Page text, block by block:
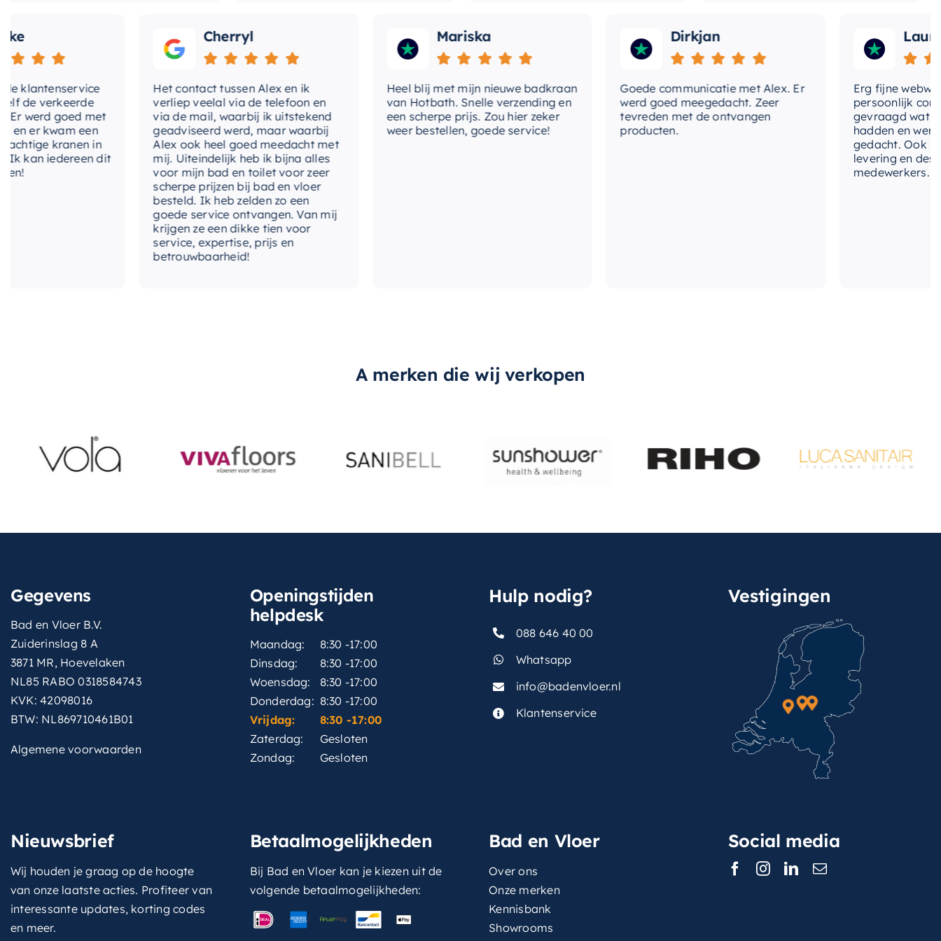
verkeerde
goed met
kwam een
kranen in
iedereen dit
Cherryl
Het contact tussen Alex en ik
verliep veelal via de telefoon en
via de mail, waarbij ik uitstekend
geadviseerd werd, maar waarbij
Alex ook heel goed meedacht met
mij. Uiteindelijk heb ik bijna alles
voor mijn bad en toilet voor zeer
scherpe prijzen bij bad en vloer
besteld. Ik heb zelden zo een
goede service ontvangen. Van mij
krijgen ze een dikke tien voor
service, expertise, prijs en
betrouwbaarheid!
Mariska
Heel blij met mijn nieuwe badkraan
van Hotbath. Snelle verzending en
een scherpe prijs. Zou hier zeker
weer bestellen, goede service!
Dirkjan
Goede communicatie met Alex. Er
werd goed meegedacht. Zeer
tevreden met de ontvangen
producten.
Laura
Erg fijne webwinkel,
persoonlijk contact
gevraagd wat we
hadden en werd
gedacht. Ook in de
levering en
medewerkers. Wij
A merken die wij verkopen
Gegevens
Bad en Vloer B.V.
Zuiderinslag 8 A
3871 MR, Hoevelaken
NL85 RABO 0318584743
KVK: 42098016
BTW: NL869710461B01
Algemene voorwaarden
Openingstijden
helpdesk
Maandag:
8:30 -17:00
Dinsdag:
8:30 -17:00
Woensdag:
8:30 -17:00
Donderdag: 8:30 -17:00
Vrijdag:
8:30 -17:00
Zaterdag:
Gesloten
Zondag:
Gesloten
Hulp nodig?
088 646 40 00
Whatsapp
info@badenvloer.nl
Klantenservice
Vestigingen
Nieuwsbrief
Wij houden je graag op de hoogte
van onze laatste acties. Profiteer van
interessante updates, korting codes
en meer.
Betaalmogelijkheden
Bij Bad en Vloer kan je kiezen uit de
volgende betaalmogelijkheden:
Bad en Vloer
Over ons
Onze merken
Kennisbank
Showrooms
Social media